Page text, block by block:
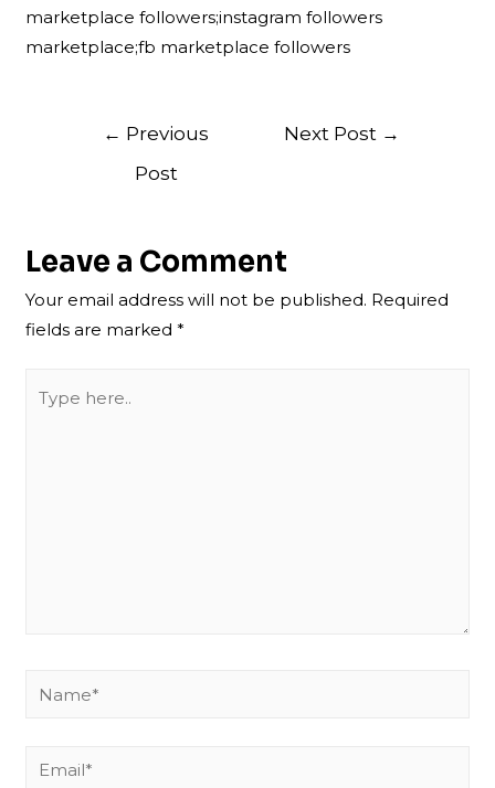
marketplace followers;instagram followers
marketplace;fb marketplace followers
Post
navigation
← Previous
Post
Next Post →
Leave a Comment
Your email address will not be published. Required
fields are marked*
here..
Name*
Email*